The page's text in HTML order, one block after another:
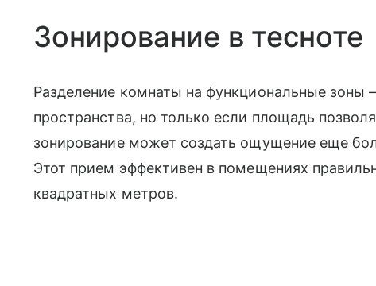
Зонирование в тесноте
Разделение комнаты на функциональные зоны
пространства, но только если площадь
зонирование может создать ощущение еще
Этот прием эффективен в помещениях
квадратных метров.